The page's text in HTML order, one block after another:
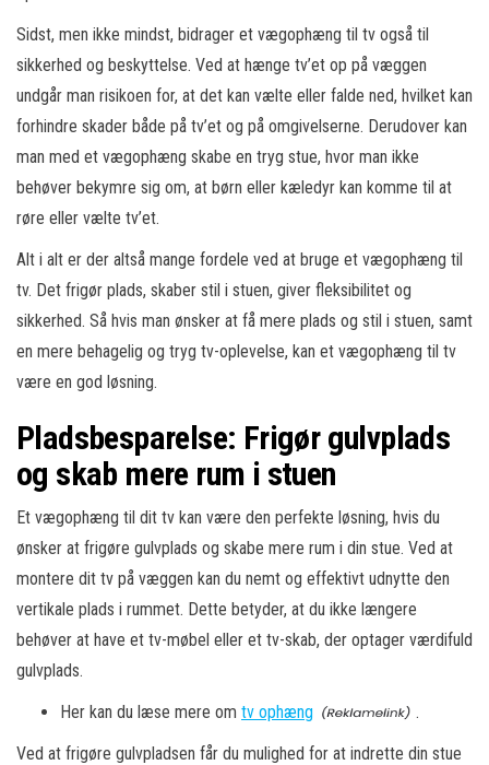
Sidst, men ikke mindst, bidrager et vægophæng til tv også til
sikkerhed og beskyttelse. Ved at hænge tv’et op på væggen
undgår man risikoen for, at det kan vælte eller falde ned, hvilket kan
forhindre skader både på tv’et og på omgivelserne. Derudover kan
man med et vægophæng skabe en tryg stue, hvor man ikke
behøver bekymre sig om, at børn eller kæledyr kan komme til at
røre eller vælte tv’et.
Alt i alt er der altså mange fordele ved at bruge et vægophæng til
tv. Det frigør plads, skaber stil i stuen, giver fleksibilitet og
sikkerhed. Så hvis man ønsker at få mere plads og stil i stuen, samt
en mere behagelig og tryg tv-oplevelse, kan et vægophæng til tv
være en god løsning.
Pladsbesparelse: Frigør gulvplads
og skab mere rum i stuen
Et vægophæng til dit tv kan være den perfekte løsning, hvis du
ønsker at frigøre gulvplads og skabe mere rum i din stue. Ved at
montere dit tv på væggen kan du nemt og effektivt udnytte den
vertikale plads i rummet. Dette betyder, at du ikke længere
behøver at have et tv-møbel eller et tv-skab, der optager værdifuld
gulvplads.
Her kan du læse mere om tv ophæng
.
Ved at frigøre gulvpladsen får du mulighed for at indrette din stue